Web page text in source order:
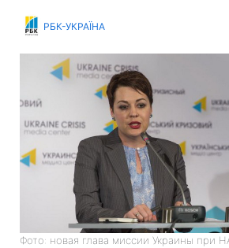
РБК-УКРАЇНА
Фото: новая глава миссии Украины при